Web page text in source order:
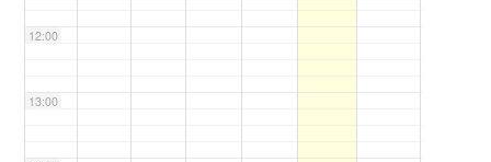
12:00
13:00